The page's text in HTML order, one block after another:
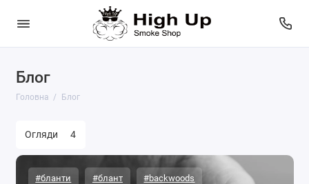
Блог
Головна Блог
Огляди 4
#бланти #блант #backwoods